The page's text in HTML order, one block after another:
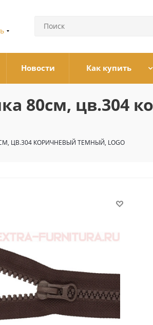
Новости Как купить
80см, цв.304
ЦВ.304 КОРИЧНЕВЫЙ ТЕМНЫЙ, LOGO